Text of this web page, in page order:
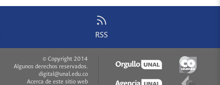
RSS
© Copyright 2014
Algunos derechos reservados.
digital@unal.edu.co
Acerca de este sitio web